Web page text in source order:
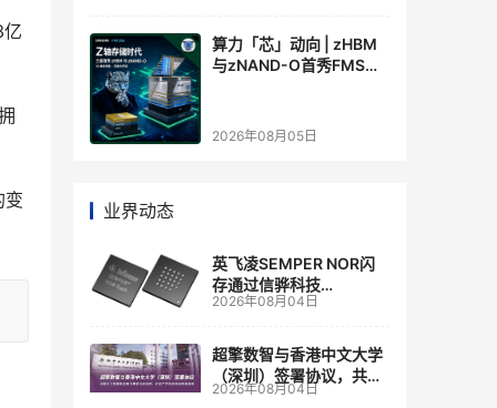
变
算力「芯」动向 | zHBM
与zNAND-O首秀FMS
个维度，z轴算盘的魅力
2026年08月05日
业界动态
英飞凌SEMPER NOR闪
存通过信骅科技
AST2700 BMC认证，全
管理
2026年08月04日
超擎数智与香港中文大学
（深圳）签署协议，共建
人工智能和边缘计算联合
2026年08月04日